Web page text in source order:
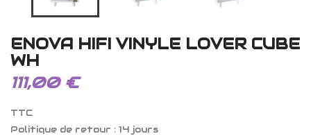
ENOVA HIFI VINYLE LOVER CUBE
WH
111,00 €
TTC
Politique de retour : 14 jours